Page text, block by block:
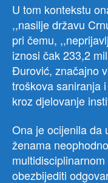
U tom kontekstu
,,nasilje državu
pri čemu,
iznosi čak 233,2
Đurović, značajno
troškova saniranja
kroz djelovanje
Ona je ocijenila da
ženama
obezbijediti